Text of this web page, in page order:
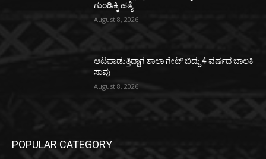
ಗುಂಡಿಕ್ಕಿ ಹತ್ಯೆ
August 8, 2026
ಆಟವಾಡುತ್ತಿದ್ದಾಗ ಶಾಲಾ ಗೇಟ್‌ ಬಿದ್ದು 4 ವರ್ಷದ ಬಾಲಕಿ
ಸಾವು
August 8, 2026
POPULAR CATEGORY